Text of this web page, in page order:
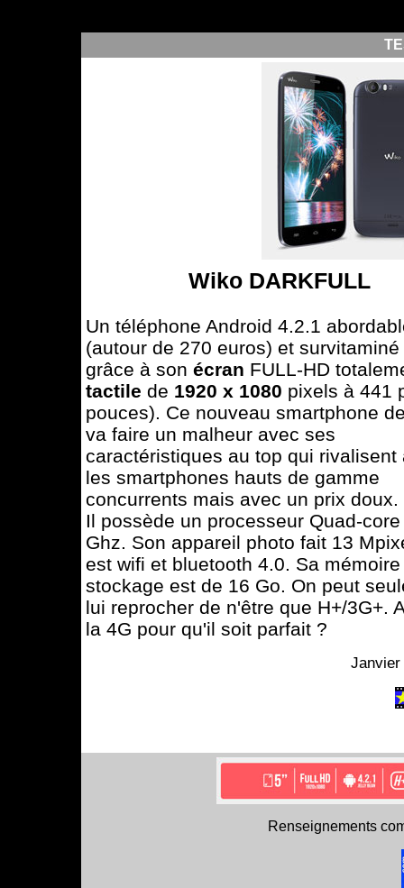
Wiko DARKFULL
Un téléphone Android 4.2.1
(autour de 270 euros) et survitaminé
grâce à son écran FULL-HD
tactile de 1920 x 1080 pixels à 441
pouces). Ce nouveau smartphone
va faire un malheur avec ses
caractéristiques au top qui rivalisent
les smartphones hauts de gamme
concurrents mais avec un prix doux.
Il possède un processeur Quad-
Ghz. Son appareil photo fait 13
est wifi et bluetooth 4.0. Sa
stockage est de 16 Go. On peut
lui reprocher de n'être que H+/3G+.
la 4G pour qu'il soit parfait ?
Janvier
Renseignements